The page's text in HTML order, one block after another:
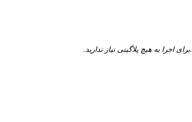
.برای اجرا به هیچ پلاگینی نیاز ندارید.